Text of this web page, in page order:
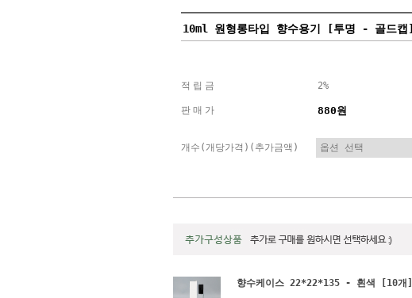
10ml 원형롱타입 향수용기 [투명 - 골드캡]
적립금 2%
판매가 880원
개수(개당가격)(추가금액)
향수케이스 22*22*135 - 흰색 [10개]